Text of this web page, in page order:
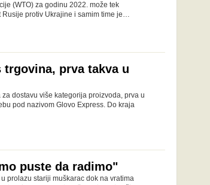
(WTO) za godinu 2022. može tek
Rusije protiv Ukrajine i samim time je…
trgovina, prva takva u
dostavu više kategorija proizvoda, prva u
pod nazivom Glovo Express. Do kraja
puste da radimo"
prolazu stariji muškarac dok na vratima